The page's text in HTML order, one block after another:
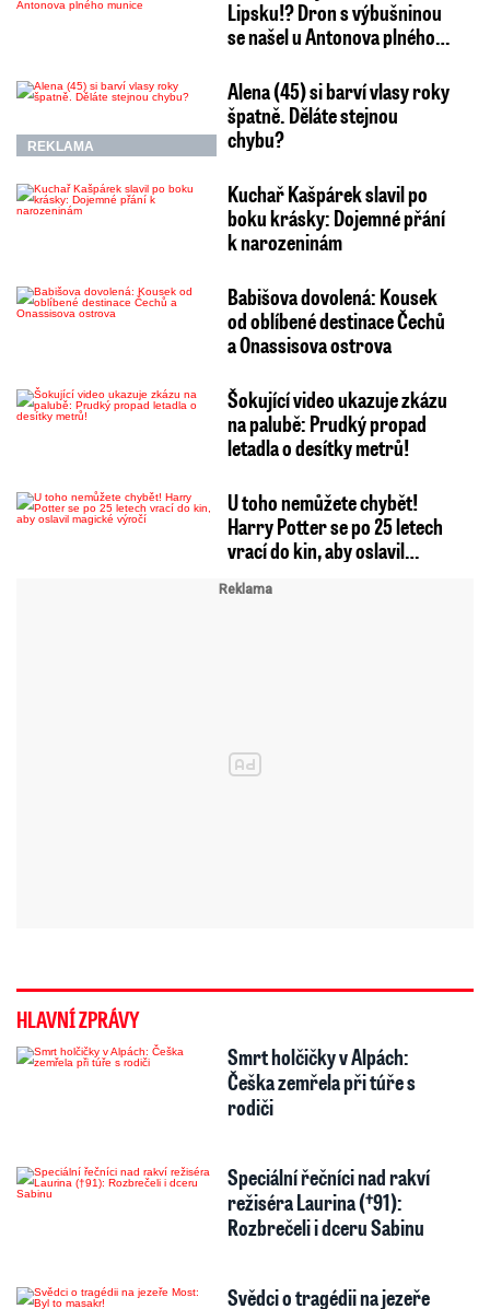
Lipsku!? Dron s výbušninou
se našel u Antonova plného…
REKLAMA
Alena (45) si barví vlasy roky
špatně. Děláte stejnou
chybu?
Kuchař Kašpárek slavil po
boku krásky: Dojemné přání
k narozeninám
Babišova dovolená: Kousek
od oblíbené destinace Čechů
a Onassisova ostrova
Šokující video ukazuje zkázu
na palubě: Prudký propad
letadla o desítky metrů!
U toho nemůžete chybět!
Harry Potter se po 25 letech
vrací do kin, aby oslavil…
HLAVNÍ ZPRÁVY
Smrt holčičky v Alpách:
Češka zemřela při túře s
rodiči
Speciální řečníci nad rakví
režiséra Laurina (†91):
Rozbrečeli i dceru Sabinu
Svědci o tragédii na jezeře